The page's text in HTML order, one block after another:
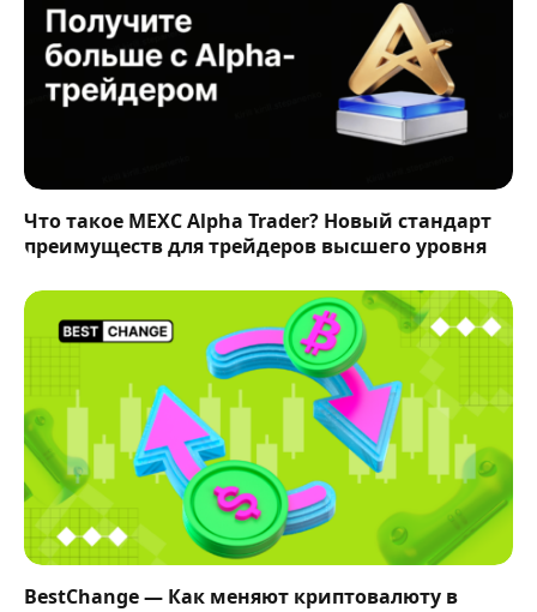
Что такое MEXC Alpha Trader? Новый стандарт
преимуществ для трейдеров высшего уровня
BestChange — Как меняют криптовалюту в